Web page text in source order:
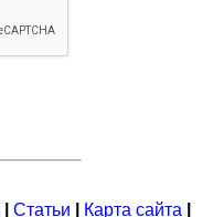
Статьи Карта сайта